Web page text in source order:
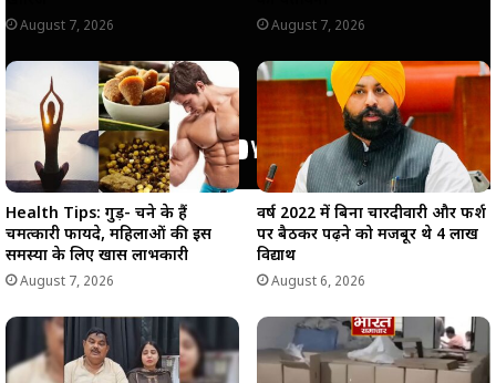
August 7, 2026 August 7, 2026
Health Tips: गुड़- चने के हैं
चमत्कारी फायदे, महिलाओं की इस
समस्या के लिए खास लाभकारी
August 7, 2026
वर्ष 2022 में बिना चारदीवारी और फर्श
पर बैठकर पढ़ने को मजबूर थे 4 लाख
विद्यार्थी
August 6, 2026